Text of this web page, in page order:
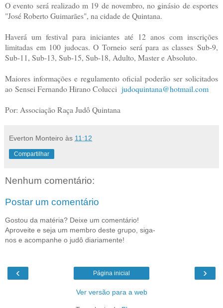
O evento será realizado m 19 de novembro, no ginásio de esportes
"José Roberto Guimarães", na cidade de Quintana.
Haverá um festival para iniciantes até 12 anos com inscrições
limitadas em 100 judocas. O Torneio será para as classes Sub-9,
Sub-11, Sub-13, Sub-15, Sub-18, Adulto, Master e Absoluto.
Maiores informações e regulamento oficial poderão ser solicitados
ao Sensei Fernando Hirano Colucci judoquintana@hotmail.com
Por: Associação Raça Judô Quintana
Everton Monteiro às 11:12
Compartilhar
Nenhum comentário:
Postar um comentário
Gostou da matéria? Deixe um comentário!
Aproveite e seja um membro deste grupo, siga-
nos e acompanhe o judô diariamente!
‹ ›
Página inicial
Ver versão para a web